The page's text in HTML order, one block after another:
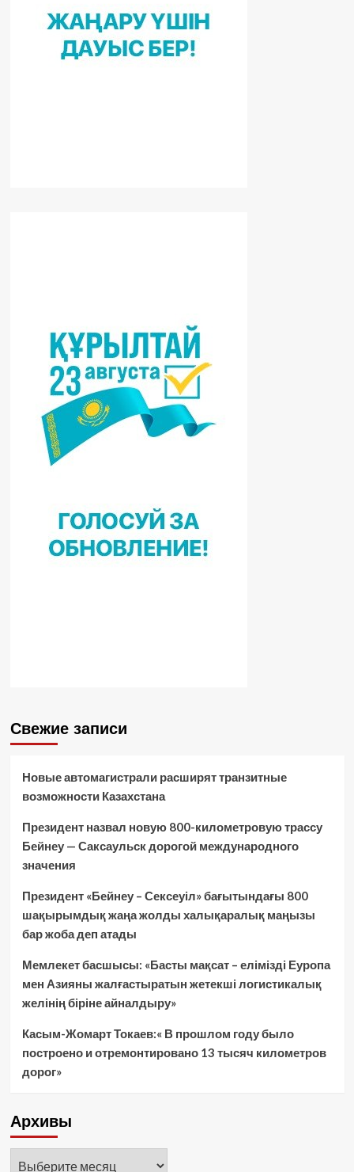
Свежие записи
Новые автомагистрали расширят транзитные
возможности Казахстана
Президент назвал новую 800-километровую трассу
Бейнеу — Саксаульск дорогой международного
значения
Президент «Бейнеу – Сексеуіл» бағытындағы 800
шақырымдық жаңа жолды халықаралық маңызы
бар жоба деп атады
Мемлекет басшысы: «Басты мақсат – елімізді Еуропа
мен Азияны жалғастыратын жетекші логистикалық
желінің біріне айналдыру»
Касым-Жомарт Токаев:« В прошлом году было
построено и отремонтировано 13 тысяч километров
дорог»
Архивы